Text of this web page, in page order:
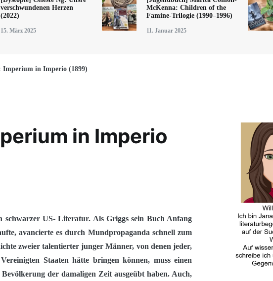
verschwundenen Herzen
(2022)
15. März 2025
McKenna: Children of the
Famine-Trilogie (1990–1996)
11. Januar 2025
Imperium in Imperio (1899)
in Imperio
schwarzer US- Literatur. Als Griggs sein Buch Anfang
avancierte es durch Mundpropaganda schnell zum
zweier talentierter junger Männer, von denen jeder,
Staaten hätte bringen können, muss einen
der damaligen Zeit ausgeübt haben. Auch,